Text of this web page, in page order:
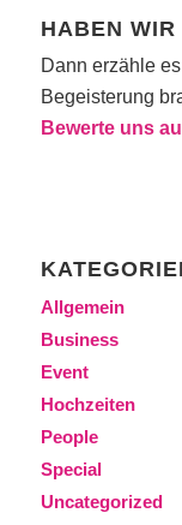
HABEN
Dann erzähle
Begeisterung
Bewerte uns
Allgemein
Business
Event
Hochzeiten
People
Special
Uncategorized